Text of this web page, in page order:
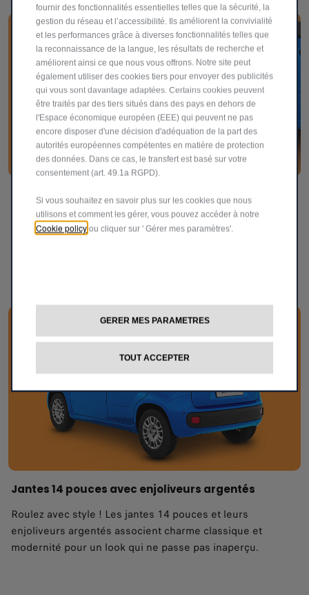
Des détails affirmés
Affichez un look dynamique avec les pare-chocs couleur
carrosserie soulignés d’inserts noirs. Les coques de
Jantes 14 pouces avec enjoliveurs argentés
Roulez avec style ! Les jantes 14 pouces et leurs
enjoliveurs argentés associent charme classique et
modernité pour un look qui ne passe pas inaperçu.
fournir des fonctionnalités essentielles telles que la sécurité, la
gestion du réseau et l’accessibilité. Ils améliorent la convivialité
et les performances grâce à diverses fonctionnalités telles que
la reconnaissance de la langue, les résultats de recherche et
améliorent ainsi ce que nous vous offrons. Notre site peut
également utiliser des cookies tiers pour envoyer des publicités
qui vous sont davantage adaptées. Certains cookies peuvent
être traités par des tiers situés dans des pays en dehors de
l'Espace économique européen (EEE) qui peuvent ne pas
encore disposer d'une décision d'adéquation de la part des
autorités européennes compétentes en matière de protection
des données. Dans ce cas, le transfert est basé sur votre
consentement (art. 49.1a RGPD).
Si vous souhaitez en savoir plus sur les cookies que nous
utilisons et comment les gérer, vous pouvez accéder à notre
Cookie policy ou cliquer sur ' Gérer mes paramètres'.
GERER MES PARAMETRES
TOUT ACCEPTER